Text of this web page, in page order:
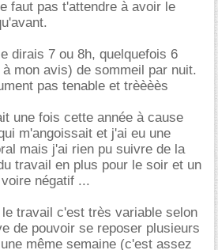
faut pas t'attendre à avoir le
dirais 7 ou 8h, quelquefois 6
mon avis) de sommeil par nuit.
pas tenable et trèèèès
une fois cette année à cause
m'angoissait et j'ai eu une
mais j'ai rien pu suivre de la
travail en plus pour le soir et un
négatif ...
travail c'est très variable selon
de pouvoir se reposer plusieurs
même semaine (c'est assez